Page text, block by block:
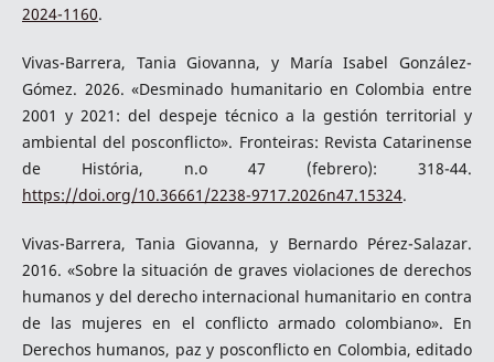
2024-1160.
Vivas-Barrera, Tania Giovanna, y María Isabel González-
Gómez. 2026. «Desminado humanitario en Colombia entre
2001 y 2021: del despeje técnico a la gestión territorial y
ambiental del posconflicto». Fronteiras: Revista Catarinense
de História, n.o 47 (febrero): 318-44.
https://doi.org/10.36661/2238-9717.2026n47.15324.
Vivas-Barrera, Tania Giovanna, y Bernardo Pérez-Salazar.
2016. «Sobre la situación de graves violaciones de derechos
humanos y del derecho internacional humanitario en contra
de las mujeres en el conflicto armado colombiano». En
Derechos humanos, paz y posconflicto en Colombia, editado